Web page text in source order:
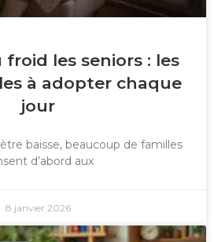
les seniors : les
à adopter chaque
jour
baisse, beaucoup de familles
d’abord aux
8 janvier 2026